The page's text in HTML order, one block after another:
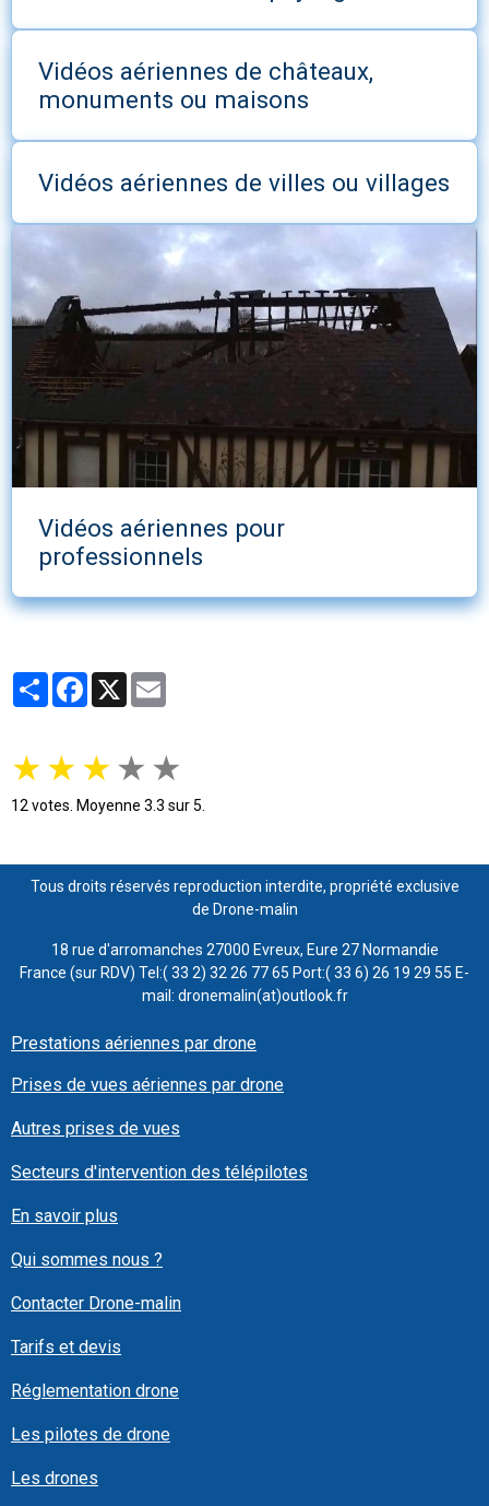
Vidéos aériennes de châteaux,
monuments ou maisons
Vidéos aériennes de villes ou villages
Vidéos aériennes pour
professionnels
PartagerFacebook
X
★★★★ ★
12 votes. Moyenne 3.3 sur 5.
Tous droits réservés reproduction interdite, propriété exclusive
de Drone-malin
18 rue d'arromanches 27000 Evreux, Eure 27 Normandie
France (sur RDV) Tel:( 33 2) 32 26 77 65 Port:( 33 6) 26 19 29 55 E-
mail: dronemalin(at)outlook.fr
Prestations aériennes par drone
Prises de vues aériennes par drone
Autres prises de vues
Secteurs d'intervention des télépilotes
En savoir plus
Qui sommes nous ?
Contacter Drone-malin
Tarifs et devis
Réglementation drone
Les pilotes de drone
Les drones